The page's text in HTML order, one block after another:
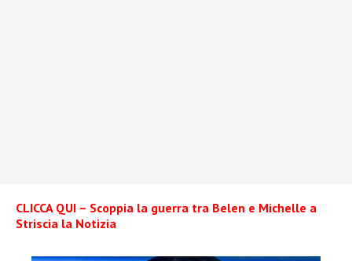
CLICCA QUI – Scoppia la guerra tra Belen e Michelle a
Striscia la Notizia